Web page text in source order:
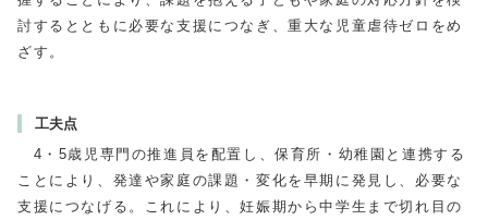
討するとともに必要な支援につなぎ、重大な児童虐待ゼロをめ
ざす。
工夫点
4・5歳児専門の推進員を配置し、保育所・幼稚園と連携する
ことにより、発達や家庭の課題・変化を早期に発見し、必要な
支援につなげる。これにより、妊娠期から中学生まで切れ目の